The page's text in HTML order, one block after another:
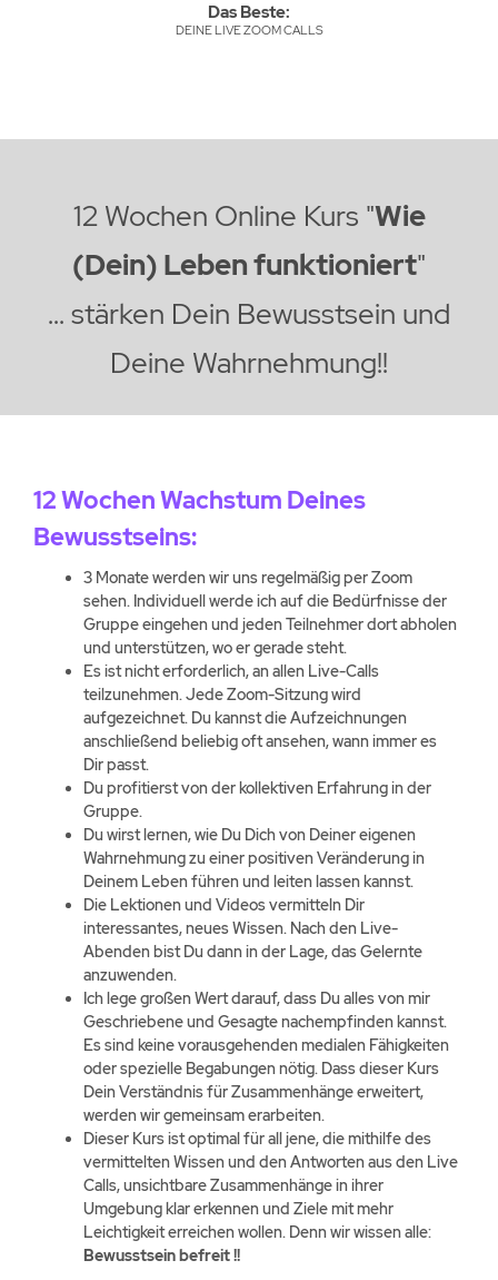
Das Beste:
DEINE LIVE ZOOM CALLS
12 Wochen Online Kurs "Wie
(Dein) Leben funktioniert"
... stärken Dein Bewusstsein und
Deine Wahrnehmung!!
12 Wochen Wachstum Deines
Bewusstseins:
3 Monate werden wir uns regelmäßig per Zoom
sehen. Individuell werde ich auf die Bedürfnisse der
Gruppe eingehen und jeden Teilnehmer dort abholen
und unterstützen, wo er gerade steht.
Es ist nicht erforderlich, an allen Live-Calls
teilzunehmen. Jede Zoom-Sitzung wird
aufgezeichnet. Du kannst die Aufzeichnungen
anschließend beliebig oft ansehen, wann immer es
Dir passt.
Du profitierst von der kollektiven Erfahrung in der
Gruppe.
Du wirst lernen, wie Du Dich von Deiner eigenen
Wahrnehmung zu einer positiven Veränderung in
Deinem Leben führen und leiten lassen kannst.
Die Lektionen und Videos vermitteln Dir
interessantes, neues Wissen. Nach den Live-
Abenden bist Du dann in der Lage, das Gelernte
anzuwenden.
Ich lege großen Wert darauf, dass Du alles von mir
Geschriebene und Gesagte nachempfinden kannst.
Es sind keine vorausgehenden medialen Fähigkeiten
oder spezielle Begabungen nötig. Dass dieser Kurs
Dein Verständnis für Zusammenhänge erweitert,
werden wir gemeinsam erarbeiten.
Dieser Kurs ist optimal für all jene, die mithilfe des
vermittelten Wissen und den Antworten aus den Live
Calls, unsichtbare Zusammenhänge in ihrer
Umgebung klar erkennen und Ziele mit mehr
Leichtigkeit erreichen wollen. Denn wir wissen alle:
Bewusstsein befreit !!